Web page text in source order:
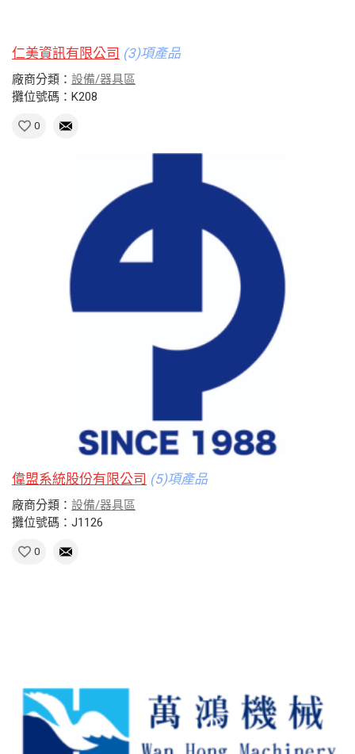
仁美資訊有限公司 (3)項產品
廠商分類： 設備/器具區
攤位號碼：K208
0
偉盟系統股份有限公司 (5)項產品
廠商分類： 設備/器具區
攤位號碼：J1126
0